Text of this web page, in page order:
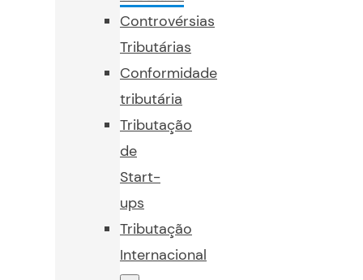
Controvérsias
Tributárias
Conformidade
tributária
Tributação
de
Start-
ups
Tributação
Internacional